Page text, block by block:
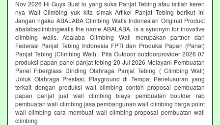
Nov 2026 Hi Guys Buat lo yang suka Panjat Tebing atau istilah keren
nya Wall Climbing yuk kita simak Artikel Panjat Tebing berikut ini
Jangan ngaku ABALABA Climbing Walls Indonesian Original Product
abalabaclimbingwalls the name ABALABA, is a synonym for inovative
climbing walls. Abalaba Climbing Wall merupakan partner dari
Federasi Panjat Tebing Indonesia FPTI dan Produksi Papan (Panel)
Panjat Tebing (Climbing Wall) | Pita Outdoor outdoorprovider 2026 07
produksi papan panel panjat tebing 20 Jul 2026 Melayani Pembuatan
Panel Fiberglass Dinding Olahraga Panjat Tebing ( Climbing Wall)
Untuk Olahraga Prestasi, Playground di Tempat Penelusuran yang
terkait dengan produksi wall climbing contoh proposal pembuatan
papan panjat jual wall climbing biaya pembuatan boulder rab
pembuatan wall climbing jasa pembangunan wall climbing harga point
wall climbing cara membuat wall climbing proposal pembuatan wall
climbing